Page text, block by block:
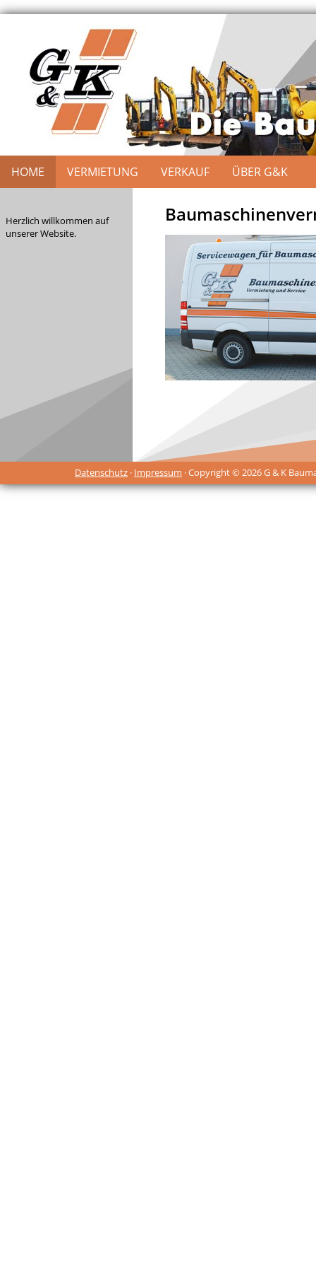
HOME VERMIETUNG VERKAUF ÜBER G&K
Herzlich willkommen auf
unserer Website.
Datenschutz · Impressum · Copyright © 2026 G & K